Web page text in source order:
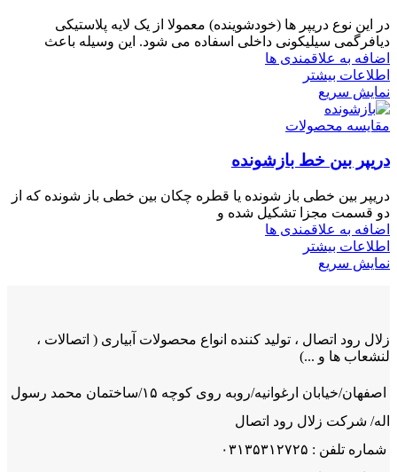
در این نوع دریپر ها (خودشوینده) معمولا از یک لایه پلاستیکی
دیافرگمی سیلیکونی داخلی اسفاده می شود. این وسیله باعث
اضافه به علاقمندی ها
اطلاعات بیشتر
نمایش سریع
مقایسه محصولات
دریپر بین خط بازشونده
دریپر بین خطی باز شونده یا قطره چکان بین خطی باز شونده که از
دو قسمت مجزا تشکیل شده و
اضافه به علاقمندی ها
اطلاعات بیشتر
نمایش سریع
زلال رود اتصال ، تولید کننده انواع محصولات آبیاری ( اتصالات ،
لنشعاب ها و ...)
اصفهان/خیابان ارغوانیه/روبه روی کوچه ۱۵/ساختمان محمد رسول
اله/ شرکت زلال رود اتصال
شماره تلفن : ۰۳۱۳۵۳۱۲۷۲۵